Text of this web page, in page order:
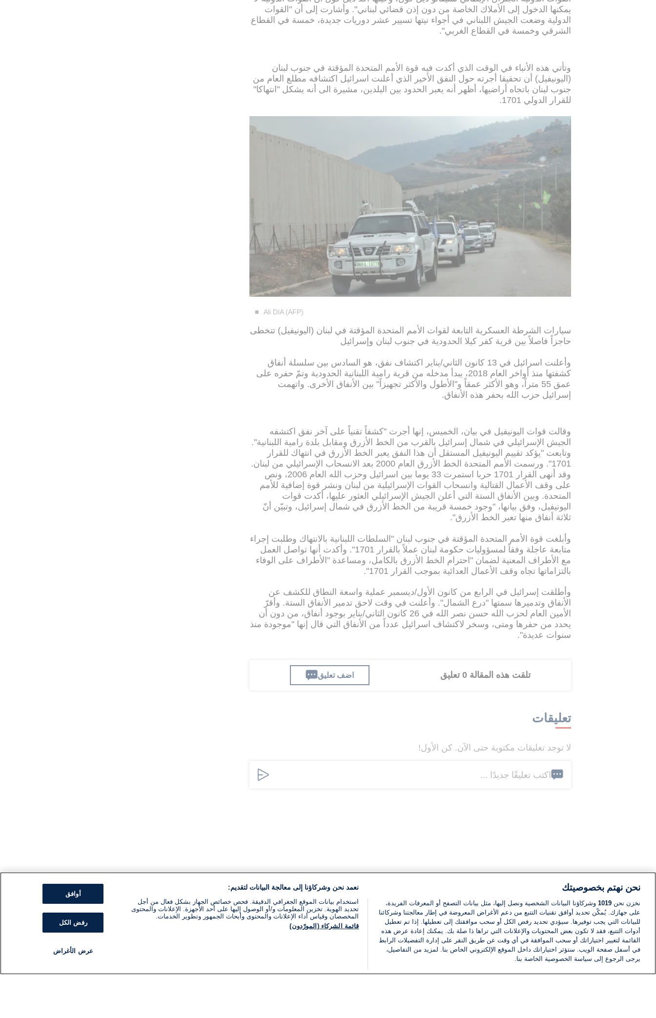
يمكنها الدخول إلى الأملاك الخاصة من دون إذن قضائي لبناني". وأشارت إلى أن "القوات
الدولية وضعت الجيش اللبناني في أجواء نيتها تسيير عشر دوريات جديدة، خمسة في القطاع
الشرقي وخمسة في القطاع الغربي".
وتأتي هذه الأنباء في الوقت الذي أكدت فيه قوة الأمم المتحدة المؤقتة في جنوب لبنان
(اليونيفيل) أن تحقيقا أجرته حول النفق الأخير الذي أعلنت اسرائيل اكتشافه مطلع العام من
جنوب لبنان باتجاه أراضيها، أظهر أنه يعبر الحدود بين البلدين، مشيرة الى أنه يشكل "انتهاكا"
للقرار الدولي 1701.
Ali DIA (AFP)
سيارات الشرطة العسكرية التابعة لقوات الأمم المتحدة المؤقتة في لبنان (اليونيفيل) تتخطى
حاجزاً فاصلاً بين قرية كفر كيلا الحدودية في جنوب لبنان وإسرائيل
وأعلنت اسرائيل في 13 كانون الثاني/يناير اكتشاف نفق، هو السادس بين سلسلة أنفاق
كشفتها منذ أواخر العام 2018، يبدأ مدخله من قرية رامية اللبنانية الحدودية وتمّ حفره على
عمق 55 متراً، وهو الأكثر عمقاً و"الأطول والأكثر تجهيزاً" بين الأنفاق الأخرى. واتهمت
إسرائيل حزب الله بحفر هذه الأنفاق.
وقالت قوات اليونيفيل في بيان، الخميس، إنها أجرت "كشفاً تقنياً على آخر نفق اكتشفه
الجيش الإسرائيلي في شمال إسرائيل بالقرب من الخط الأزرق ومقابل بلدة رامية اللبنانية".
وتابعت "يؤكد تقييم اليونيفيل المستقل أن هذا النفق يعبر الخط الأزرق في انتهاك للقرار
1701". ورسمت الأمم المتحدة الخط الأزرق العام 2000 بعد الانسحاب الإسرائيلي من لبنان.
وقد أنهى القرار 1701 حربا استمرت 33 يوما بين اسرائيل وحزب الله العام 2006، ونص
على وقف الأعمال القتالية وانسحاب القوات الإسرائيلية من لبنان ونشر قوة إضافية للأمم
المتحدة. وبين الأنفاق الستة التي أعلن الجيش الإسرائيلي العثور عليها، أكدت قوات
اليونيفيل، وفق بيانها، "وجود خمسة قريبة من الخط الأزرق في شمال إسرائيل، وتبيّن أنّ
ثلاثة أنفاق منها تعبر الخط الأزرق".
وأبلغت قوة الأمم المتحدة المؤقتة في جنوب لبنان "السلطات اللبنانية بالانتهاك وطلبت إجراء
متابعة عاجلة وفقاً لمسؤوليات حكومة لبنان عملاً بالقرار 1701". وأكدت أنها تواصل العمل
مع الأطراف المعنية لضمان "احترام الخط الأزرق بالكامل، ومساعدة "الأطراف على الوفاء
بالتزاماتها تجاه وقف الأعمال العدائية بموجب القرار 1701".
وأطلقت إسرائيل في الرابع من كانون الأول/ديسمبر عملية واسعة النطاق للكشف عن
الأنفاق وتدميرها سمتها "درع الشمال". وأعلنت في وقت لاحق تدمير الأنفاق الستة. وأقرّ
الأمين العام لحزب الله حسن نصر الله في 26 كانون الثاني/يناير بوجود أنفاق، من دون أن
يحدد من حفرها ومتى، وسخر لاكتشاف اسرائيل عدداً من الأنفاق التي قال إنها "موجودة منذ
سنوات عديدة".
تلقت هذه المقالة 0 تعليق اضف تعليق
تعليقات
لا توجد تعليقات مكتوبة حتى الآن. كن الأول!
اكتب تعليقًا جديدًا ...
نحن نهتم بخصوصيتك
نخزن نحن 1019 وشركاؤنا البيانات الشخصية ونصل إليها، مثل بيانات التصفح أو المعرفات الفريدة،
على جهازك. يُمكّن تحديد أوافق تقنيات التتبع من دعم الأغراض المعروضة في إطار معالجتنا وشركائنا
للبيانات التي يجب توفيرها. سيؤدي تحديد رفض الكل أو سحب موافقتك إلى تعطيلها. إذا تم تعطيل
أدوات التتبع، فقد لا تكون بعض المحتويات والإعلانات التي تراها ذا صلة بك. يمكنك إعادة عرض هذه
القائمة لتغيير اختياراتك أو سحب الموافقة في أي وقت عن طريق النقر على إدارة التفضيلات الرابط
في أسفل صفحة الويب. ستؤثر اختياراتك داخل الموقع الإلكتروني الخاص بنا. لمزيد من التفاصيل،
يرجى الرجوع إلى سياسة الخصوصية الخاصة بنا.
نعمد نحن وشركاؤنا إلى معالجة البيانات لتقديم:
استخدام بيانات الموقع الجغرافي الدقيقة. فحص خصائص الجهاز بشكل فعال من أجل
تحديد الهوية. تخزين المعلومات و/أو الوصول إليها على أحد الأجهزة. الإعلانات والمحتوى
المخصصان وقياس أداء الإعلانات والمحتوى وأبحاث الجمهور وتطوير الخدمات.
قائمة الشركاء (المورّدون)
أوافق
رفض الكل
عرض الأغراض